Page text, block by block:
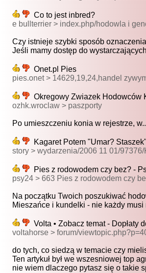
Co to jest inbred?
e bullterrier > index.php/hodowla i
Czy istnieje szybki sposób
Jeśli mamy dostęp do
Onet.pl Pies
pies.onet > 14629,19,24,handel
Okregowy Zwiazek Hodowców
ozhk.wroclaw > paszporty
Po umieszczeniu konia w rejestrze,
Kagaret Potem "Umar?
story > wydarzenia/2006 11 01/
Pies z rodowodem czy bez? -
psy24 > 663 Pies z rodowodem czy
Na początku Twoich poszukiwać
Mieszańce i kundelki - nie każdy musi
Volta • Zobacz temat - Dopłaty
voltahorse > forum/
do tych, co siedzą w temacie czy
Ten artykuł był we wszesniowej top
nie wiem dlaczego pytasz się o takie